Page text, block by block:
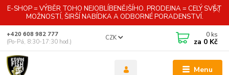
E-SHOP = VÝBĚR TOHO NEJOBLÍBENĚJŠÍHO. PRODEJNA = CELÝ SVĚT
MOŽNOSTÍ, ŠIRŠÍ NABÍDKA A ODBORNÉ PORADENSTVÍ.
Menu
CZK
+420 608 982 777
(Po-Pá, 8:30-17:30 hod.)
0 ks
za 0 Kč